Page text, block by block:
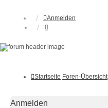
Anmelden
Startseite Foren-Übersicht
Anmelden